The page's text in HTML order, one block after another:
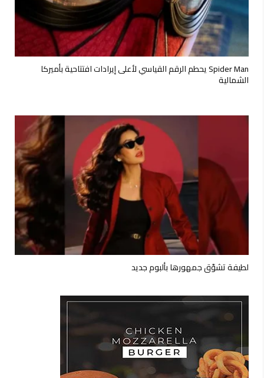
Spider Man يحطم الرقم القياسي لأعلى إيرادات افتتاحية بأميركا
الشمالية
لطيفة تشوّق جمهورها بألبوم جديد